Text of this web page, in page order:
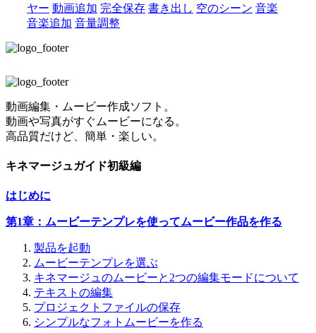
ヤー 動画追加 完全保存 書き出し 空のシーン 音楽
音楽追加 音量調整
動画編集・ムービー作成ソフト。
動画や写真がすぐムービーになる。
高品質だけど、簡単・楽しい。
キネマージュガイド初級編
はじめに
第1章：ムービーテンプレを使ってムービー作品を作る
製品を起動
ムービーテンプレを選ぶ
キネマージュのムービーと2つの編集モードについて
テキストの編集
プロジェクトファイルの保存
シンプルなフォトムービーを作る